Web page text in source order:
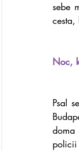
sebe
Noc,
Psal
doma